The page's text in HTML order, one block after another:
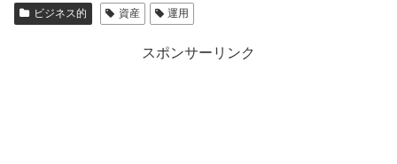
ビジネス的 資産 運用
スポンサーリンク